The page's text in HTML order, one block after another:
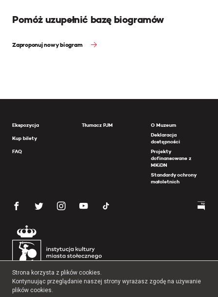
Pomóż uzupełnić bazę biogramów
Zaproponuj nowy biogram
Ekspozycja
Kup bilety
FAQ
Tłumacz PJM
O Muzeum
Deklaracja
dostępności
Projekty
dofinansowane z
MKiDN
Standardy ochrony
małoletnich
Strona korzysta z plików cookies.
Kontynuując przeglądanie naszej strony wyrażasz zgodę na używanie
plików cookies.